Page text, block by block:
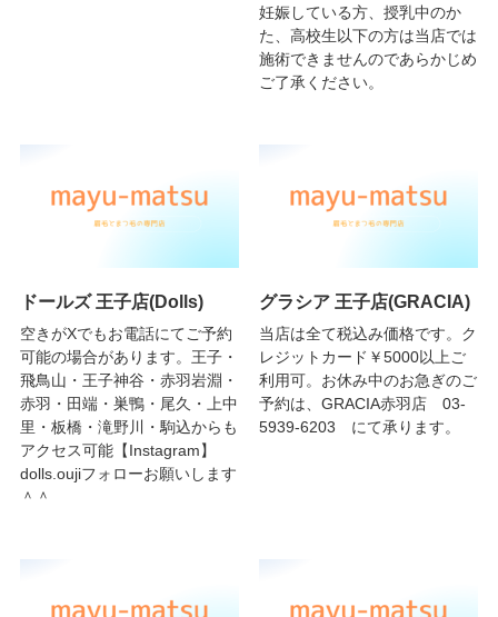
妊娠している方、授乳中のか
た、高校生以下の方は当店では
施術できませんのであらかじめ
ご了承ください。
ドールズ 王子店(Dolls)
空きがXでもお電話にてご予約
可能の場合があります。王子・
飛鳥山・王子神谷・赤羽岩淵・
赤羽・田端・巣鴨・尾久・上中
里・板橋・滝野川・駒込からも
アクセス可能【Instagram】
dolls.oujiフォローお願いします
＾＾
グラシア 王子店(GRACIA)
当店は全て税込み価格です。ク
レジットカード￥5000以上ご
利用可。お休み中のお急ぎのご
予約は、GRACIA赤羽店 03-
5939-6203 にて承ります。